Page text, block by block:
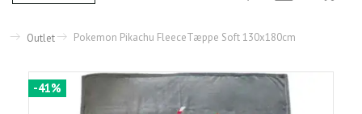
Outlet Pokemon Pikachu FleeceTæppe Soft 130x180cm
-41%